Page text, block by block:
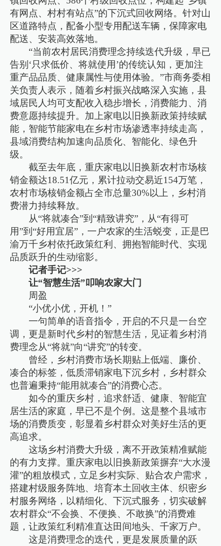
有网点、村村有站点”的下沉式回收网络。针对山
区道路特点，配备小型专用配送车辆，保障家电
配送、安装高效落地。
“当前农村居民消费理念持续迭代升级，早已
告别‘只求低价、将就使用’的传统认知，更加注
重产品品质、健康属性与使用体验。”市商务委相
关负责人表示，随着乡村振兴战略深入实施，县
域居民人均可支配收入稳步增长，消费能力、消
费意愿持续提升。加上家电以旧换新政策持续赋
能，智能节能家电在乡村市场渗透率持续走高，
县域消费结构加速向品质化、智能化、绿色升
级。
截至去年底，重庆家电以旧换新农村市场核
销金额达18.51亿元，累计拉动交易近154万笔，
农村市场核销金额占全市总量30%以上，乡村消
费潜力持续释放。
从“将就凑合”到“精致讲究”，从“有得可
用”到“好用宜居”，一户农家的生活蜕变，正是巴
渝万千乡村依托政策红利、拥抱智能时代、实现
品质跃升的生动缩影。
记者手记>>>
让“智慧生活”叩响农家大门
周盈
“小优小优，开机！”
一句简单的语音指令，开启的不只是一台空
调，更是新时代乡村的智慧生活，见证着乡村消
费理念从“将就”向“讲究”的转变。
曾经，乡村消费市场长期贴上低端、廉价、
凑合的标签，低质滞销家电下沉乡村，乡村群众
也普遍秉持“能用就凑合”的消费心态。
如今的重庆乡村，追求舒适、健康、智能宜
居生活的家庭，早已不是个例。这是整个县域市
场的消费质变，彰显着乡村群众对美好生活的更
高追求。
这场乡村消费大升级，离不开政策精准赋能
的有力支撑。重庆家电以旧换新政策摒弃“大水漫
灌”的粗放模式，立足乡村实际、贴合农户需求，
搭建村级服务阵地、培育本土回收主体、织密乡
村服务网络，以精细化、下沉式服务，切实破解
农村群众“不会换、不便换、不敢换”的消费难
题，让政策红利精准直达田间地头、千家万户。
这是消费理念的迭代，更是发展质量的跃